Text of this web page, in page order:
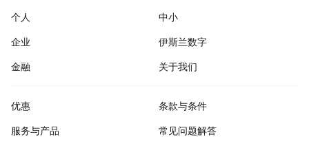
个人
中小
企业
伊斯兰数字
金融
关于我们
优惠
服务与产品
条款与条件
常见问题解答